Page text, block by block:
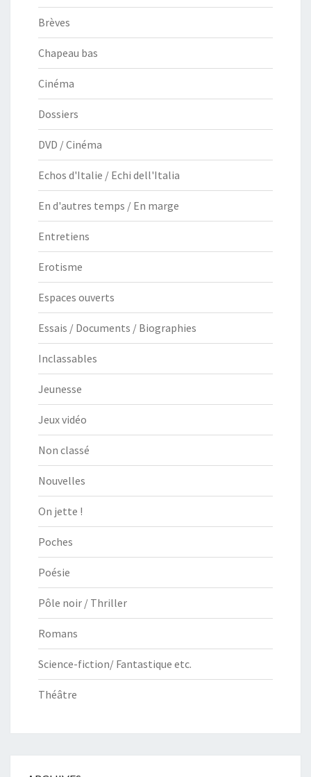
Brèves
Chapeau bas
Cinéma
Dossiers
DVD / Cinéma
Echos d'Italie / Echi dell'Italia
En d'autres temps / En marge
Entretiens
Erotisme
Espaces ouverts
Essais / Documents / Biographies
Inclassables
Jeunesse
Jeux vidéo
Non classé
Nouvelles
On jette !
Poches
Poésie
Pôle noir / Thriller
Romans
Science-fiction/ Fantastique etc.
Théâtre